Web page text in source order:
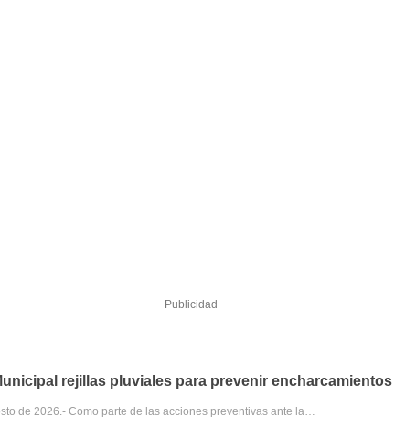
Publicidad
rejillas pluviales para prevenir encharcamientos
de 2026.- Como parte de las acciones preventivas ante la…